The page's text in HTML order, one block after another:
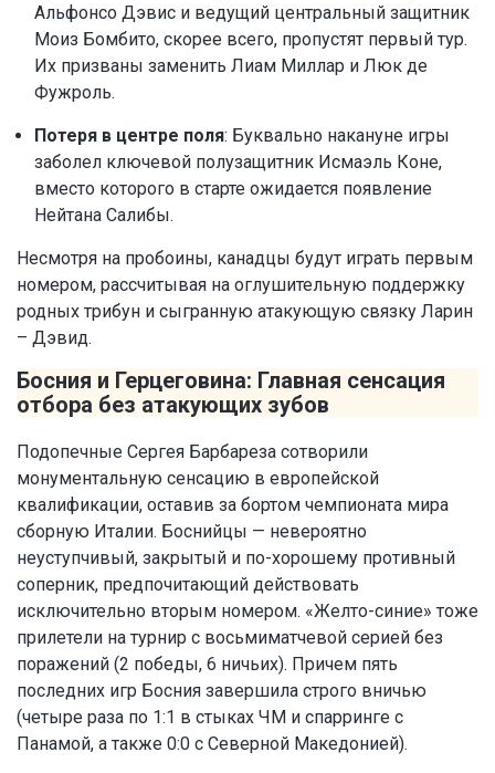
Альфонсо Дэвис и ведущий центральный защитник
Моиз Бомбито, скорее всего, пропустят первый тур.
Их призваны заменить Лиам Миллар и Люк де
Фужроль.
Потеря в центре поля: Буквально накануне игры
заболел ключевой полузащитник Исмаэль Коне,
вместо которого в старте ожидается появление
Нейтана Салибы.
Несмотря на пробоины, канадцы будут играть первым
номером, рассчитывая на оглушительную поддержку
родных трибун и сыгранную атакующую связку Ларин
– Дэвид.
Босния и Герцеговина: Главная сенсация
отбора без атакующих зубов
Подопечные Сергея Барбареза сотворили
монументальную сенсацию в европейской
квалификации, оставив за бортом чемпионата мира
сборную Италии. Боснийцы — невероятно
неуступчивый, закрытый и по-хорошему противный
соперник, предпочитающий действовать
исключительно вторым номером. «Желто-синие» тоже
прилетели на турнир с восьмиматчевой серией без
поражений (2 победы, 6 ничьих). Причем пять
последних игр Босния завершила строго вничью
(четыре раза по 1:1 в стыках ЧМ и спарринге с
Панамой, а также 0:0 с Северной Македонией).